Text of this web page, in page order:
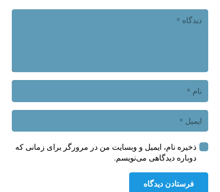
ذخیره نام، ایمیل و وبسایت من در مرورگر برای زمانی که
دوباره دیدگاهی می‌نویسم.
فرستادن دیدگاه